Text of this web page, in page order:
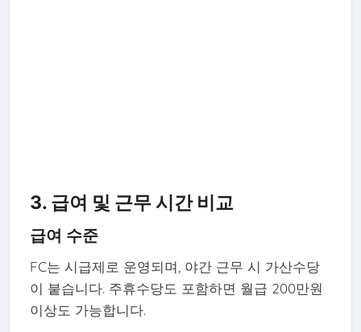
3. 급여 및 근무 시간 비교
급여 수준
FC는 시급제로 운영되며, 야간 근무 시 가산수당
이 붙습니다. 주휴수당도 포함하면 월급 200만원
이상도 가능합니다.